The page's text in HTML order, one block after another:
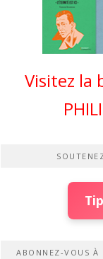
Visitez la
ABONNEZ-VOUS À